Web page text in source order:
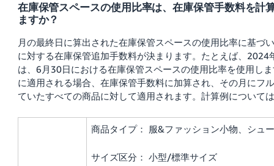
在庫保管スペースの使用比率は、在庫保管手数料を計
ますか？
月の最終日に算出された在庫保管スペースの使用比率に基づ
に対する在庫保管追加手数料が決まります。たとえば、2024
は、6月30日における在庫保管スペースの使用比率を使用し
に適用される場合、在庫保管手数料に加算され、その月にフ
ていたすべての商品に対して適用されます。計算例について
商品タイプ： 服&ファッション小物、シュ
サイズ区分： 小型/標準サイズ